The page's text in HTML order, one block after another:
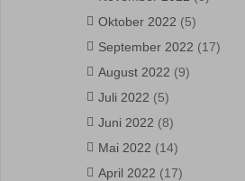
Oktober 2022 (5)
September 2022 (17)
August 2022 (9)
Juli 2022 (5)
Juni 2022 (8)
Mai 2022 (14)
April 2022 (17)